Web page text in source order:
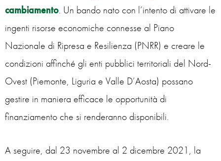
cambiamento. Un bando nato con l’intento di attivare le
ingenti risorse economiche connesse al Piano
Nazionale di Ripresa e Resilienza (PNRR) e creare le
condizioni affinché gli enti pubblici territoriali del Nord-
Ovest (Piemonte, Liguria e Valle D’Aosta) possano
gestire in maniera efficace le opportunità di
finanziamento che si renderanno disponibili.
A seguire, dal 23 novembre al 2 dicembre 2021, la